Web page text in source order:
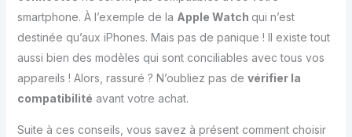
smartphone. À l’exemple de la Apple Watch qui n’est
destinée qu’aux iPhones. Mais pas de panique ! Il existe tout
aussi bien des modèles qui sont conciliables avec tous vos
appareils ! Alors, rassuré ? N’oubliez pas de vérifier la
compatibilité avant votre achat.
Suite à ces conseils, vous savez à présent comment choisir